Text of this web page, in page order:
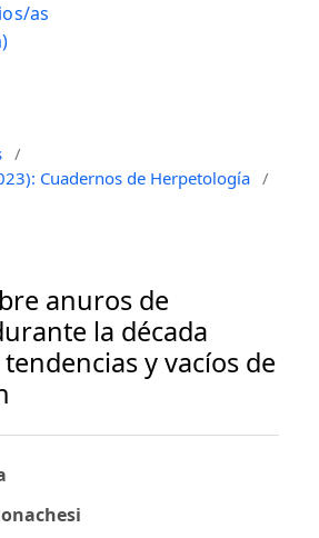
/
Cuadernos de Herpetología /
anuros de
la década
y vacíos de
as